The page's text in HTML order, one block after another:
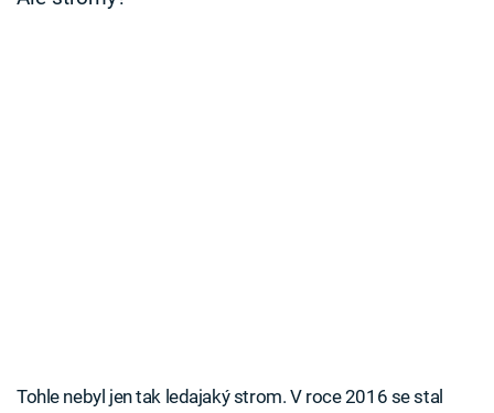
Tohle nebyl jen tak ledajaký strom. V roce 2016 se stal